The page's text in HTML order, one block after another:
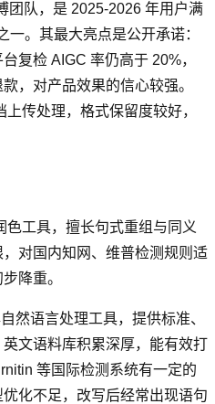
团队，是 2025-2026 年用户满
一。其最大亮点是公开承诺：
复检 AIGC 率仍高于 20%，
，对产品效果的信心较强。
传处理，格式保留度较好，
色工具，擅长句式重组与同义
对国内知网、维普检测规则适
降重。
然语言处理工具，提供标准、
文语料库积累深厚，能有效打
等国际检测系统有一定的
化不足，改写后经常出现语句